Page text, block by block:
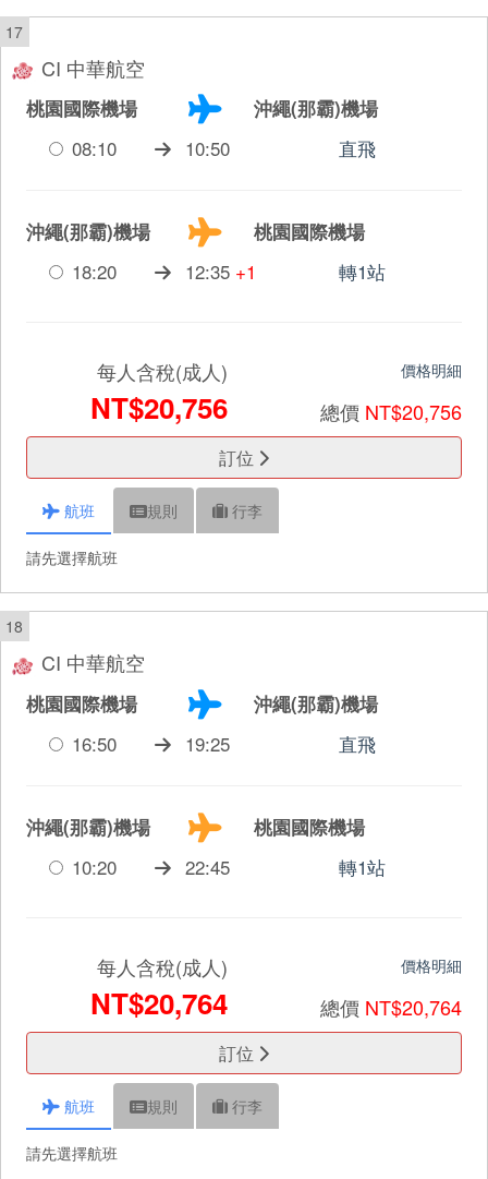
17
CI 中華航空
桃園國際機場
沖繩(那霸)機場
08:10
10:50 直飛
沖繩(那霸)機場
桃園國際機場
18:20
12:35 +1 轉1站
每人含稅(成人)
NT$20,756
價格明細
總價 NT$20,756
訂位
航班 規則 行李
請先選擇航班
18
CI 中華航空
桃園國際機場
沖繩(那霸)機場
16:50
19:25 直飛
沖繩(那霸)機場
桃園國際機場
10:20
22:45 轉1站
每人含稅(成人)
NT$20,764
價格明細
總價 NT$20,764
訂位
航班 規則 行李
請先選擇航班